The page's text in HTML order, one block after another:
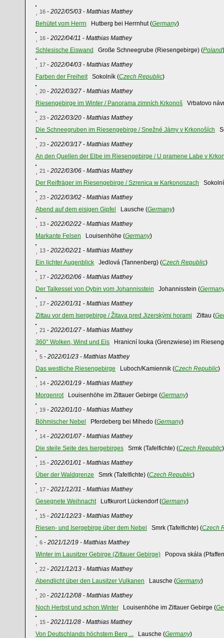
16 - 2022/05/03 - Matthias Matthey
Behütet vom Herrn Hutberg bei Herrnhut (Germany)
16 - 2022/04/11 - Matthias Matthey
Schlesische Eiswand
Große Schneegrube (Riesengebirge) (Poland)
17 - 2022/04/03 - Matthias Matthey
Farben der FreiheitSokolník (Czech Republic)
20 - 2022/03/27 - Matthias Matthey
Riesengebirge im Winter / Panorama zimních Krkonoš Vrbatovo
23 - 2022/03/20 - Matthias Matthey
Die Schneegruben im Riesengebirge / Snežné Jámy v Krkonoších
23 - 2022/03/17 - Matthias Matthey
An den Quellen der Elbe im Riesengebirge / U pramene Labe v
21 - 2022/03/06 - Matthias Matthey
Der Reifträger im Riesengebirge / Szrenica w Karkonoszach
23 - 2022/03/02 - Matthias Matthey
Abend auf dem eisigen Gipfel
Lausche (Germany)
13 - 2022/02/22 - Matthias Matthey
Markante Felsen Louisenhöhe (Germany)
13 - 2022/02/21 - Matthias Matthey
Ein lichter Augenblick Jedlová (Tannenberg) (Czech Republic)
17 - 2022/02/06 - Matthias Matthey
Der Talkessel von Oybin vom Johannisstein Johannisstein (
17 - 2022/01/31 - Matthias Matthey
Zittau vor dem Isergebirge / Žitava pred Jizerskými horami Zittau (
21 - 2022/01/27 - Matthias Matthey
360° Wolken, Wind und Eis Hranicní louka (Grenzwiese) im
5 - 2022/01/23 - Matthias Matthey
Das westliche Riesengebirge Luboch/Kamiennik (Czech Republic)
14 - 2022/01/19 - Matthias Matthey
MorgenrotLouisenhöhe im Zittauer Gebirge (Germany)
19 - 2022/01/10 - Matthias Matthey
Böhmischer Nebel
Pferdeberg bei Mihedo (Germany)
14 - 2022/01/07 - Matthias Matthey
Die steile Seite des Isergebirges Srmk (Tafelfichte) (Czech Republic)
15 - 2022/01/01 - Matthias Matthey
Über der Waldgrenze Smrk (Tafelfichte) (Czech Republic)
17 - 2021/12/31 - Matthias Matthey
Gesegnete WeihnachtLuftkurort Lückendorf (Germany)
15 - 2021/12/23 - Matthias Matthey
Riesen- und Isergebirge über dem Nebel
Smrk (Tafelfichte) (Czech
6 - 2021/12/19 - Matthias Matthey
Winter im Lausitzer Gebirge (Zittauer Gebirge) Popova skála
22 - 2021/12/13 - Matthias Matthey
Abendlicht über den Lausitzer Vulkanen Lausche (Germany)
20 - 2021/12/08 - Matthias Matthey
Noch Herbst und schon Winter Louisenhöhe im Zittauer Gebirge (
15 - 2021/11/28 - Matthias Matthey
Von Deutschlands höchstem Berg ... Lausche (Germany)